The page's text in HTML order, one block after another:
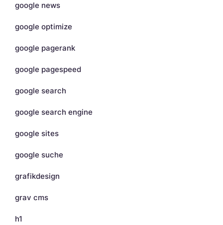
google news
google optimize
google pagerank
google pagespeed
google search
google search engine
google sites
google suche
grafikdesign
grav cms
h1